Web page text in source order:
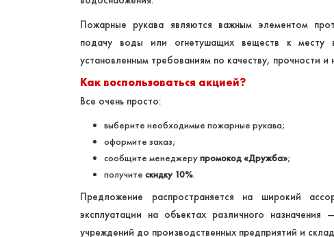
Пожарные рукава являются важным элементом
подачу воды или огнетушащих веществ к месту
установленным требованиям по качеству, прочности и
Как воспользоваться акцией?
Все очень просто:
выберите необходимые пожарные рукава;
оформите заказ;
сообщите менеджерупромокод «Дружба»;
получите скидку 10%.
Предложение распространяется на широкий
эксплуатации на объектах различного
учреждений до производственных предприятий и